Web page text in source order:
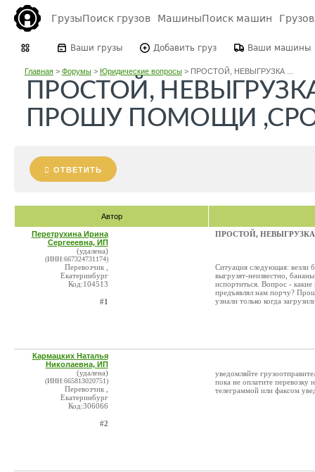
ГрузыПоиск грузов МашиныПоиск машин
Ваши грузы Добавить груз Ваши машины
Главная> Форумы> Юридические вопросы> ПРОСТОЙ, НЕВЫГРУЗКА ...
ПРОСТОЙ,
ПРОШУ ПОМОЩИ
ОТВЕТИТЬ
Автор
Перетрухина Ирина
Сергееевна, ИП
(удалена)
(ИНН:667324731174)
Перевозчик ,
Екатеринбург
Код:104513
#1
ПРОСТОЙ,
Ситуация следующая: везли
выгрузят-неизвестно,
испортиться. Вопрос -
предъявлял нам порчу?
узнали только когда
Кармацких Наталья
Николаевна, ИП
(удалена)
(ИНН:665813020751)
Перевозчик ,
Екатеринбург
Код:306066
#2
уведомляйте
пока не оплатите перевозку
телеграммой или факсом